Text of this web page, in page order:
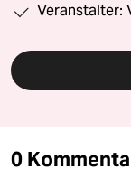
Veranstalter:
0